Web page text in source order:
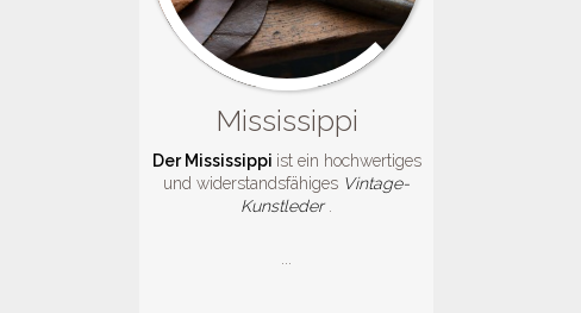
Mississippi
Der Mississippi ist ein hochwertiges
und widerstandsfähiges Vintage-
Kunstleder.